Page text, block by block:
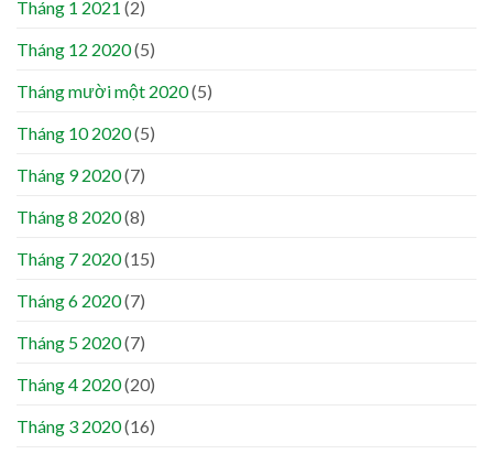
Tháng 1 2021 (2)
Tháng 12 2020(5)
Tháng mười một 2020(5)
Tháng 10 2020(5)
Tháng 9 2020(7)
Tháng 8 2020(8)
Tháng 7 2020(15)
Tháng 6 2020(7)
Tháng 5 2020(7)
Tháng 4 2020(20)
Tháng 3 2020(16)